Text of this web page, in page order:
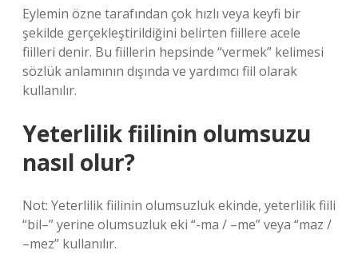
Eylemin özne tarafından çok hızlı veya keyfi bir
şekilde gerçekleştirildiğini belirten fiillere acele
fiilleri denir. Bu fiillerin hepsinde “vermek” kelimesi
sözlük anlamının dışında ve yardımcı fiil olarak
kullanılır.
Yeterlilik fiilinin olumsuzu
nasıl olur?
Not: Yeterlilik fiilinin olumsuzluk ekinde, yeterlilik fiili
“bil–” yerine olumsuzluk eki “-ma / –me” veya “maz /
–mez” kullanılır.